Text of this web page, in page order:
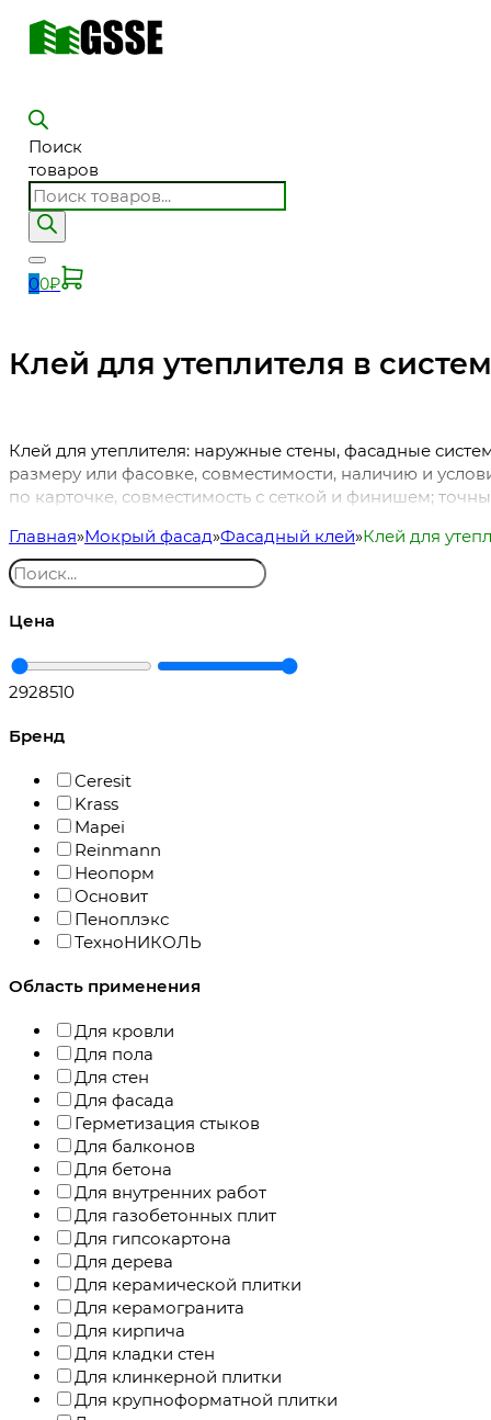
Поиск
товаров
00₽
Клей для утеплителя в
Клей для утеплителя: наружные стены, фасадные
размеру или фасовке, совместимости, наличию и
по карточке, совместимость с сеткой и финишем;
Главная Мокрый фасад Фасадный клей Клей для
Цена
2928510
Бренд
Ceresit
Krass
Mapei
Reinmann
Неопорм
Основит
Пеноплэкс
ТехноНИКОЛЬ
Область применения
Для кровли
Для пола
Для стен
Для фасада
Герметизация стыков
Для балконов
Для бетона
Для внутренних работ
Для газобетонных плит
Для гипсокартона
Для дерева
Для керамической плитки
Для керамогранита
Для кирпича
Для кладки стен
Для клинкерной плитки
Для крупноформатной плитки